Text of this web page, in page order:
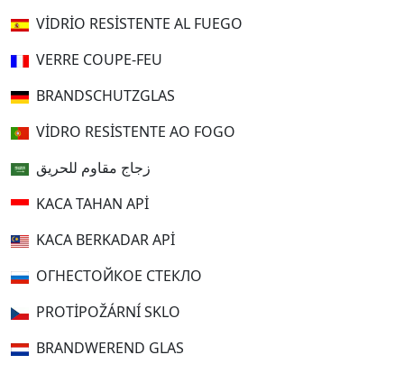
VIDRIO RESISTENTE AL FUEGO
VERRE COUPE-FEU
BRANDSCHUTZGLAS
VIDRO RESISTENTE AO FOGO
زجاج مقاوم للحريق
KACA TAHAN API
KACA BERKADAR API
ОГНЕСТОЙКОЕ СТЕКЛО
PROTIPOŽÁRNÍ SKLO
BRANDWEREND GLAS